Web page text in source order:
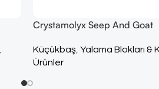
Crystamolyx Seep And Goat
Küçükbaş Yalama Blokları &
Ürünler